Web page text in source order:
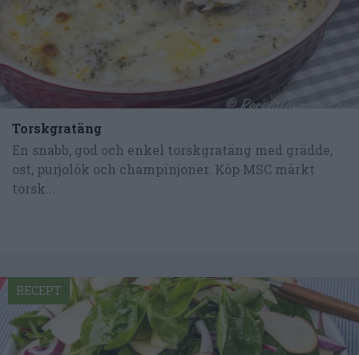
Torskgratäng
En snabb, god och enkel torskgratäng med grädde,
ost, purjolök och champinjoner. Köp MSC märkt
torsk...
RECEPT